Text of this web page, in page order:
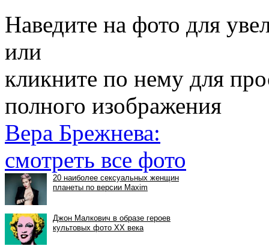
Наведите на фото для
или
кликните по нему для
полного изображения
Вера Брежнева:
смотреть все фото